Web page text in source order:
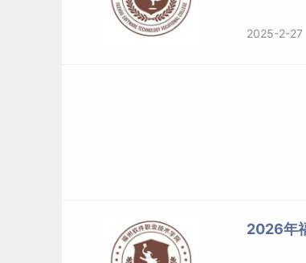
类考生：常规志愿和征求志愿均按
艺术类和体育类考生综合分排序。实行
进行排序。考生综合分相同的，先按享
2025-2-27
2026年